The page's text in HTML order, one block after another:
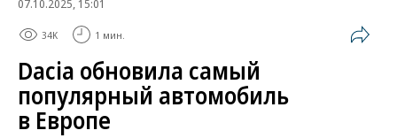
07.10.2025, 15:01
34K 1 мин.
Dacia обновила самый
популярный автомобиль
в Европе